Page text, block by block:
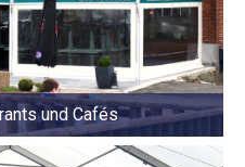
und Cafés